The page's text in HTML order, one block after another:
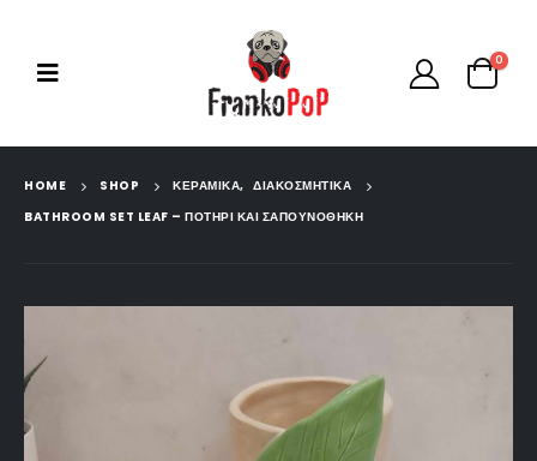
0
HOME SHOP ΚΕΡΑΜΙΚΆ, ΔΙΑΚΟΣΜΗΤΙΚΆ
BATHROOM SET LEAF – ΠΟΤΉΡΙ ΚΑΙ ΣΑΠΟΥΝΟΘΉΚΗ